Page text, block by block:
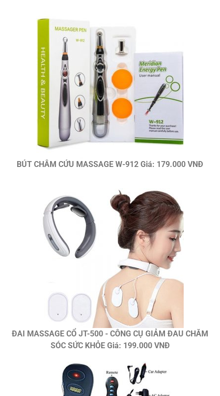
BÚT CHÂM CỨU MASSAGE W-912 Giá: 179.000 VNĐ
ĐAI MASSAGE CỔ JT-500 - CÔNG CỤ GIẢM ĐAU CHĂM
SÓC SỨC KHỎE Giá: 199.000 VNĐ